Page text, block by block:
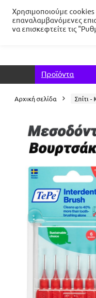
Προϊόντα
Αρχική σελίδα Σπίτι
Χρησιμοποιούμε cookies
επαναλαμβανόμενες
να επισκεφτείτε τις